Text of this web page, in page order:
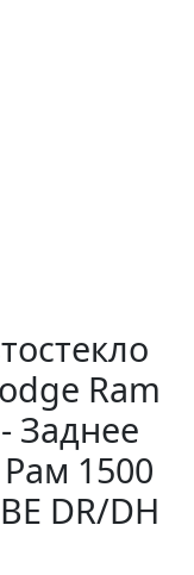
Ram
Заднее
1500
DR/DH